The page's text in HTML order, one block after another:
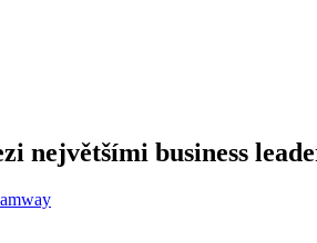
největšími business